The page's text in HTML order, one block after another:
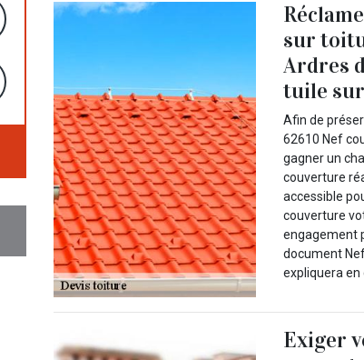
sur
Ardres
tuile
Afin de
62610 Nef
gagner un
couverture
accessible
couverture
engagement
document
expliquera
Exiger